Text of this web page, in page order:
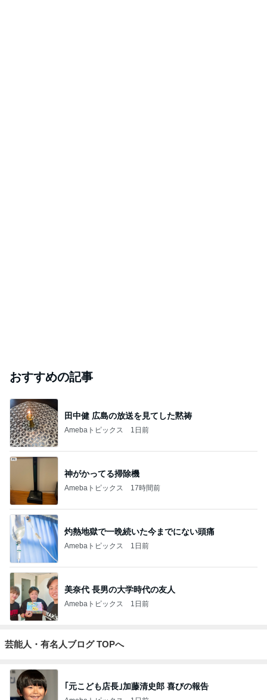
おすすめの記事
田中健 広島の放送を見てした黙祷
Amebaトピックス 1日前
神がかってる掃除機
Amebaトピックス 17時間前
灼熱地獄で一晩続いた今までにない頭痛
Amebaトピックス 1日前
美奈代 長男の大学時代の友人
Amebaトピックス 1日前
芸能人・有名人ブログ TOPへ
｢元こども店長｣加藤清史郎 喜びの報告